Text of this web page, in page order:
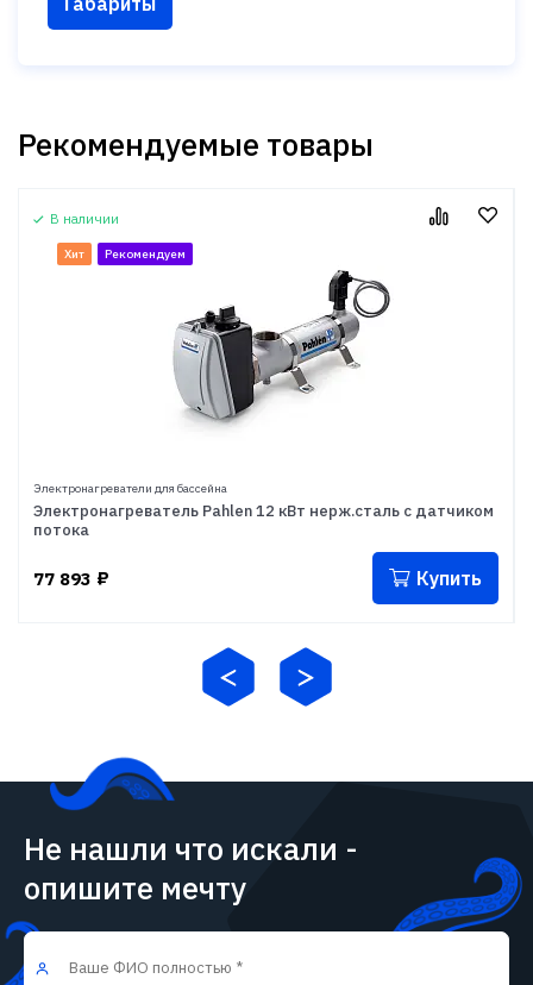
Рекомендуемые товары
В наличии
Хит Рекомендуем
Электронагреватели для бассейна
Электронагреватель Pahlen 12 кВт нерж.сталь с датчиком
потока
77 893 ₽ Купить
Не нашли что искали -
опишите мечту